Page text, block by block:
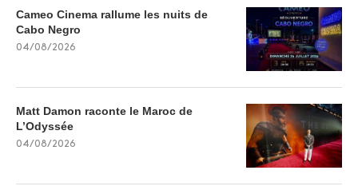
Cameo Cinema rallume les nuits de
Cabo Negro
04/08/2026
Matt Damon raconte le Maroc de
L’Odyssée
04/08/2026